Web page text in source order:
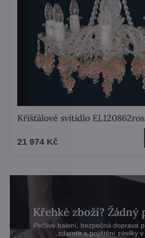
Křišťálové svítidlo
21 974 Kč
Křehké zboží? Žádný
Pečlivé balení, bezpečná doprava
zdarma a pojištění zásilky v